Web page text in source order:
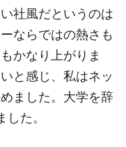
社風だというのは
ならではの熱さも
かなり上がりま
と感じ、私はネッ
ました。大学を辞
た。